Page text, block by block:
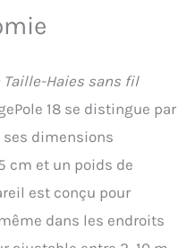
Noir
Taille-Haies sans fil
18 se distingue par
ses dimensions
cm et un poids de
est conçu pour
dans les endroits